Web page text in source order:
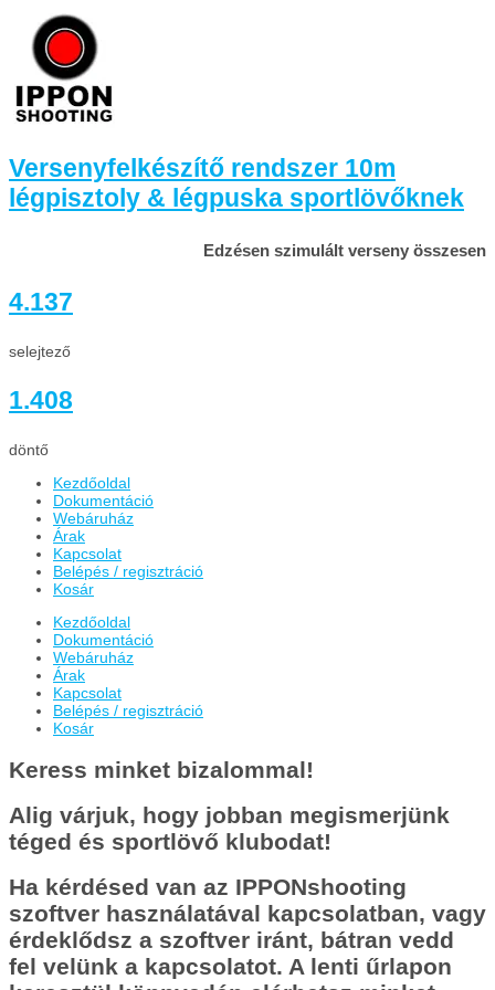
Versenyfelkészítő rendszer 10m
légpisztoly & légpuska sportlövőknek
Edzésen szimulált verseny összesen
4.137
selejtező
1.408
döntő
Kezdőoldal
Dokumentáció
Webáruház
Árak
Kapcsolat
Belépés / regisztráció
Kosár
Kezdőoldal
Dokumentáció
Webáruház
Árak
Kapcsolat
Belépés / regisztráció
Kosár
Keress minket bizalommal!
Alig várjuk, hogy jobban megismerjünk
téged és sportlövő klubodat!
Ha kérdésed van az IPPONshooting
szoftver használatával kapcsolatban, vagy
érdeklődsz a szoftver iránt, bátran vedd
fel velünk a kapcsolatot. A lenti űrlapon